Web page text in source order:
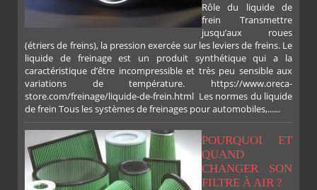
TWITTERGOOGLEPINTEREST
Rôle du liquide de
frein Transmettre
jusqu’aux roues
(étriers de freins), la pression exercée sur les leviers de freins. Le
liquide de freinage est un produit synthétique qui a la
caractéristique d’être incompressible et très peu sensible aux
variations de température. https://www.oreca-
store.com/freinage/liquide-de-frein.html Les normes du liquide
de frein Tous les systèmes de freinages pour automobiles,......
POURQUOI ET
QUAND
CHANGER SON
FILTRE À AIR ?